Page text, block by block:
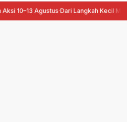
10–13 Agustus·Dari Langkah Kecil